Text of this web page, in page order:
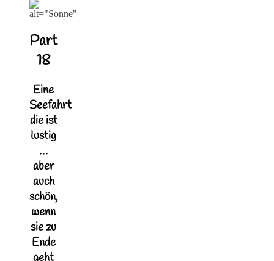
Part
18
Eine
Seefahrt
die ist
lustig
…
aber
auch
schön,
wenn
sie zu
Ende